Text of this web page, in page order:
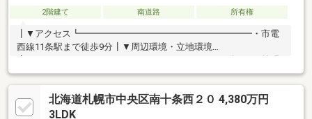
2階建て 南道路 所有権
┃▼アクセス┗━━━━━━━━━━━━━━━━━━━・市電
西線11条駅まで徒歩9分┃▼周辺環境・立地環境
店・・・約200m・セイコーマート伏見店・・・約300m・札幌南
九条郵便局・・・約660m・今井内科小児科医院・・・約190m・
幌西小学校・・・約400m・啓明中学校・・・約550m・つぼみ幼
稚園・・・約890m・明星公園・・・約180m
北海道札幌市中央区南十条西２０ 4,380万円
3LDK